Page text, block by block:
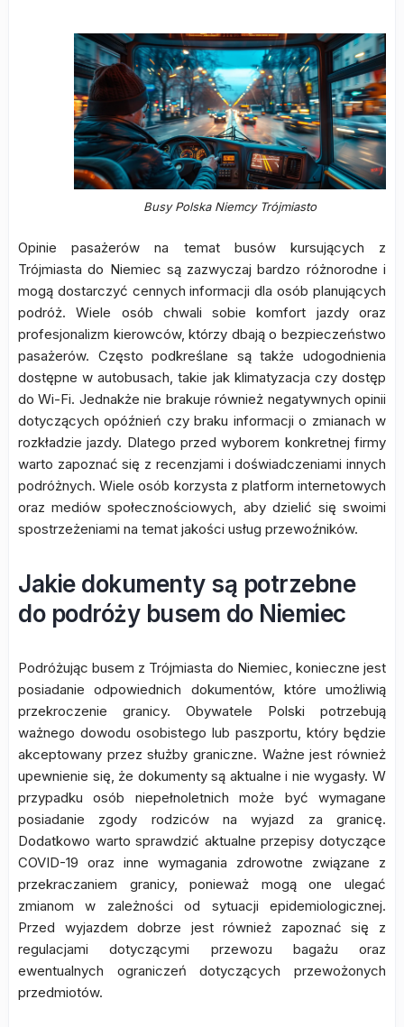
Busy Polska Niemcy Trójmiasto
Opinie pasażerów na temat busów kursujących z
Trójmiasta do Niemiec są zazwyczaj bardzo różnorodne i
mogą dostarczyć cennych informacji dla osób planujących
podróż. Wiele osób chwali sobie komfort jazdy oraz
profesjonalizm kierowców, którzy dbają o bezpieczeństwo
pasażerów. Często podkreślane są także udogodnienia
dostępne w autobusach, takie jak klimatyzacja czy dostęp
do Wi-Fi. Jednakże nie brakuje również negatywnych opinii
dotyczących opóźnień czy braku informacji o zmianach w
rozkładzie jazdy. Dlatego przed wyborem konkretnej firmy
warto zapoznać się z recenzjami i doświadczeniami innych
podróżnych. Wiele osób korzysta z platform internetowych
oraz mediów społecznościowych, aby dzielić się swoimi
spostrzeżeniami na temat jakości usług przewoźników.
Jakie dokumenty są potrzebne
do podróży busem do Niemiec
Podróżując busem z Trójmiasta do Niemiec, konieczne jest
posiadanie odpowiednich dokumentów, które umożliwią
przekroczenie granicy. Obywatele Polski potrzebują
ważnego dowodu osobistego lub paszportu, który będzie
akceptowany przez służby graniczne. Ważne jest również
upewnienie się, że dokumenty są aktualne i nie wygasły. W
przypadku osób niepełnoletnich może być wymagane
posiadanie zgody rodziców na wyjazd za granicę.
Dodatkowo warto sprawdzić aktualne przepisy dotyczące
COVID-19 oraz inne wymagania zdrowotne związane z
przekraczaniem granicy, ponieważ mogą one ulegać
zmianom w zależności od sytuacji epidemiologicznej.
Przed wyjazdem dobrze jest również zapoznać się z
regulacjami dotyczącymi przewozu bagażu oraz
ewentualnych ograniczeń dotyczących przewożonych
przedmiotów.